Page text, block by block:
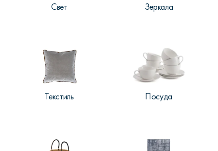
Свет Зеркала
Текстиль Посуда